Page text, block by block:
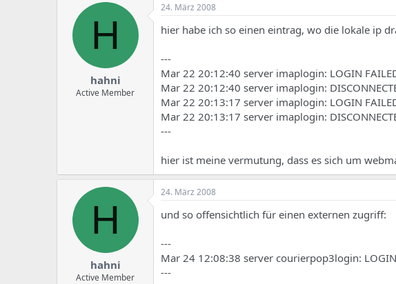
H
hahni
Active Member
24. März 2008
hier habe ich so einen eintrag, wo die lokale ip
---
Mar 22 20:12:40 server imaplogin: LOGIN
Mar 22 20:12:40 server imaplogin:
Mar 22 20:13:17 server imaplogin: LOGIN
Mar 22 20:13:17 server imaplogin:
---
hier ist meine vermutung, dass es sich um
H
hahni
Active Member
24. März 2008
und so offensichtlich für einen externen zugriff:
---
Mar 24 12:08:38 server courierpop3login:
---